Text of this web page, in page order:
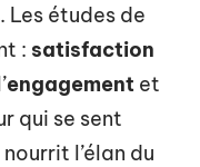
études de
: satisfaction
engagement et
qui se sent
l’élan du